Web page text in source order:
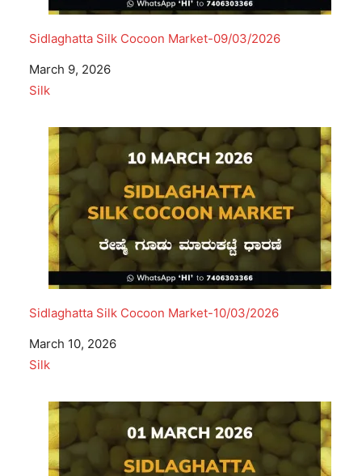
Sidlaghatta Silk Cocoon Market-09/03/2026
Date
March 9, 2026
In relation to
Silk
Sidlaghatta Silk Cocoon Market-10/03/2026
Date
March 10, 2026
In relation to
Silk